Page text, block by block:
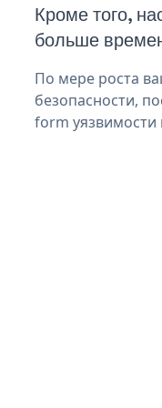
Кроме того,
больше
По мере роста
безопасности,
form уязвимости